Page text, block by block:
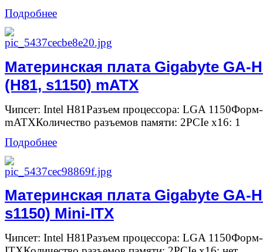
Подробнее
Материнская плата Gigabyte GA-
(H81, s1150) mATX
Чипсет: Intel H81Разъем процессора: LGA
mATXКоличество разъемов памяти: 2PCIe x16: 1
Подробнее
Материнская плата Gigabyte GA-
s1150) Mini-ITX
Чипсет: Intel H81Разъем процессора: LGA